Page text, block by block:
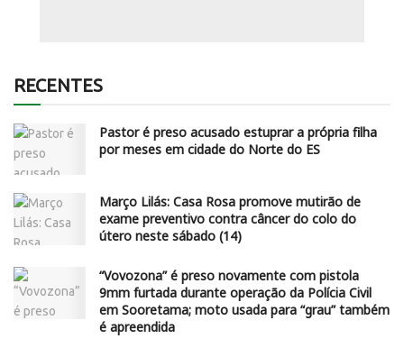
RECENTES
Pastor é preso acusado estuprar a própria filha
por meses em cidade do Norte do ES
Março Lilás: Casa Rosa promove mutirão de
exame preventivo contra câncer do colo do
útero neste sábado (14)
“Vovozona” é preso novamente com pistola
9mm furtada durante operação da Polícia Civil
em Sooretama; moto usada para “grau” também
é apreendida